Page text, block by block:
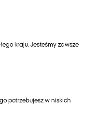
kraju. Jesteśmy zawsze
potrzebujesz w niskich